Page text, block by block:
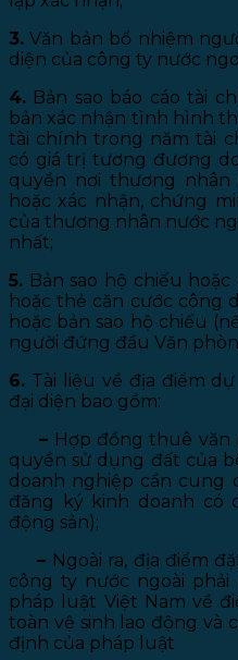
3. Văn bản bổ nhiệm
diện của công ty nước
4. Bản sao báo cáo tài
bản xác nhận tình hình
tài chính trong năm tài
có giá trị tương đương
quyền nơi thương
hoặc xác nhận, chứng
của thương nhân nước
nhất;
5. Bản sao hộ chiếu
hoặc thẻ căn cước công
hoặc bản sao hộ chiếu
người đứng đầu Văn
6. Tài liệu về địa điểm
đại diện bao gồm:
– Hợp đồng thuê văn
quyền sử dụng đất của
doanh nghiệp cần cung
đăng ký kinh doanh có
động sản);
– Ngoài ra, địa điểm
công ty nước ngoài
pháp luật Việt Nam về
toàn vệ sinh lao động và
định của pháp luật